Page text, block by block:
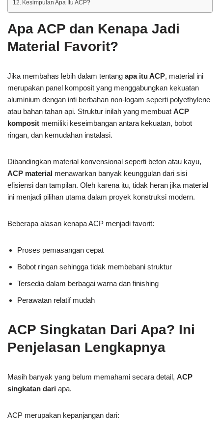
Kesimpulan Apa Itu ACP?
Apa ACP dan Kenapa Jadi
Material Favorit?
Jika membahas lebih dalam tentang apa itu ACP, material ini
merupakan panel komposit yang menggabungkan kekuatan
aluminium dengan inti berbahan non-logam seperti polyethylene
atau bahan tahan api. Struktur inilah yang membuat ACP
komposit memiliki keseimbangan antara kekuatan, bobot
ringan, dan kemudahan instalasi.
Dibandingkan material konvensional seperti beton atau kayu,
ACP material menawarkan banyak keunggulan dari sisi
efisiensi dan tampilan. Oleh karena itu, tidak heran jika material
ini menjadi pilihan utama dalam proyek konstruksi modern.
Beberapa alasan kenapa ACP menjadi favorit:
Proses pemasangan cepat
Bobot ringan sehingga tidak membebani struktur
Tersedia dalam berbagai warna dan finishing
Perawatan relatif mudah
ACP Singkatan Dari Apa? Ini
Penjelasan Lengkapnya
Masih banyak yang belum memahami secara detail, ACP
singkatan dari apa.
ACP merupakan kepanjangan dari: